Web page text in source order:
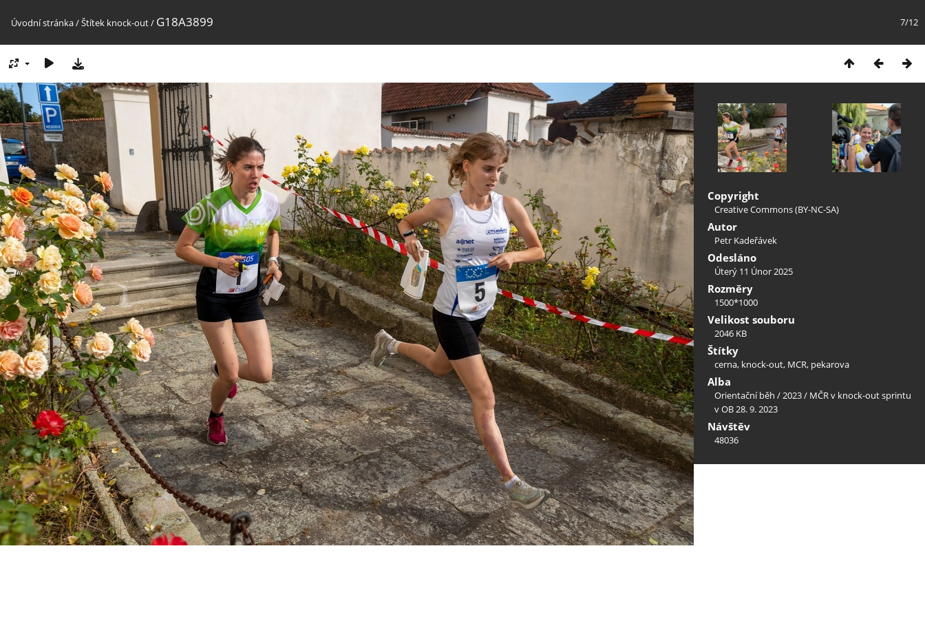
7/12
Úvodní stránka/Štítek knock-out/ G18A3899
Copyright
Creative Commons (BY-NC-SA)
Autor
Petr Kadeřávek
Odesláno
Úterý 11 Únor 2025
Rozměry
1500*1000
Velikost souboru
2046 KB
Štítky
cerna, knock-out, MCR, pekarova
Alba
Orientační běh /2023/ MČR v knock-out sprintu
v OB 28. 9. 2023
Návštěv
48036